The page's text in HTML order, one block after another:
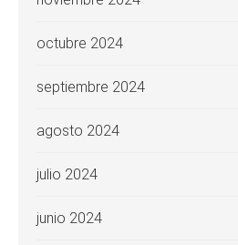
octubre 2024
septiembre 2024
agosto 2024
julio 2024
junio 2024